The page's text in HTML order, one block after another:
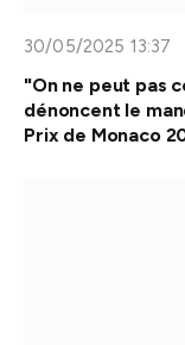
30/05/2025 13:37
"On ne peut pas
dénoncent le
Prix de Monaco